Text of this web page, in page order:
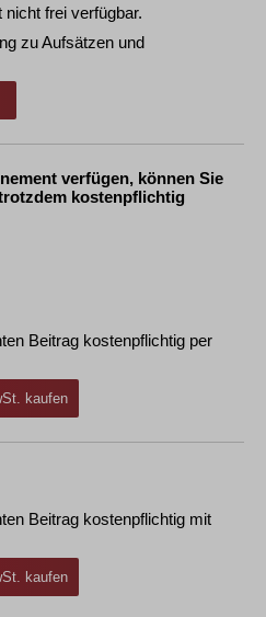
frei verfügbar.
zu Aufsätzen und
verfügen, können Sie
kostenpflichtig
Beitrag kostenpflichtig per
kaufen
Beitrag kostenpflichtig mit
kaufen